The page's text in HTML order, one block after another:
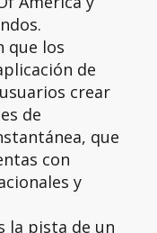
que los
de
crear
de
que
con
y
la pista de un